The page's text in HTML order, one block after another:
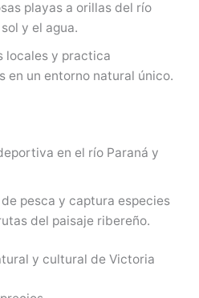
playas a orillas del río
y el agua.
locales y practica
en un entorno natural único.
en el río Paraná y
pesca y captura especies
del paisaje ribereño.
y cultural de Victoria